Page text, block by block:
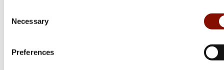
Selection
Necessary
Preferences